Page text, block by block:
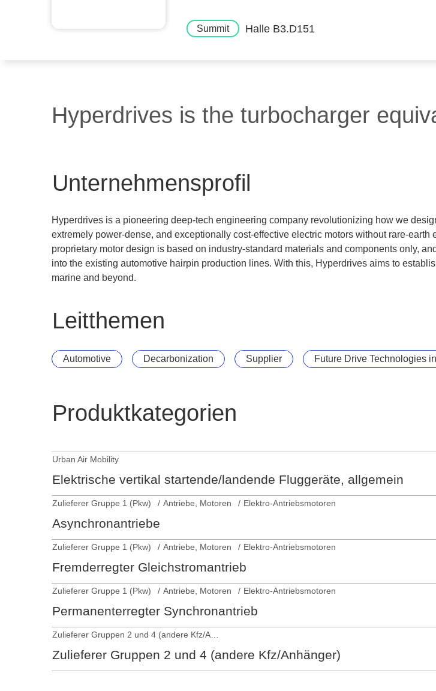
Summit Halle B3.D151
Hyperdrives is the turbocharger
Unternehmensprofil
Hyperdrives is a pioneering deep-tech engineering company revolutionizing how we
extremely power-dense, and exceptionally cost-effective electric motors without rare-
proprietary motor design is based on industry-standard materials and components only,
into the existing automotive hairpin production lines. With this, Hyperdrives aims to
marine and beyond.
Leitthemen
Automotive Decarbonization Supplier Future Drive Technologies
Produktkategorien
Urban Air Mobility
Elektrische vertikal startende/landende Fluggeräte, allgemein
Zulieferer Gruppe 1 (Pkw) Antriebe, Motoren Elektro-Antriebsmotoren
Asynchronantriebe
Zulieferer Gruppe 1 (Pkw) Antriebe, Motoren Elektro-Antriebsmotoren
Fremderregter Gleichstromantrieb
Zulieferer Gruppe 1 (Pkw) Antriebe, Motoren Elektro-Antriebsmotoren
Permanenterregter Synchronantrieb
Zulieferer Gruppen 2 und 4 (andere Kfz/Anhänger)